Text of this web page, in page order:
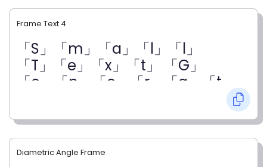
Frame Text 4
「S」「m」「a」「l」「l」
「T」「e」「x」「t」 「G」
「e」「n」「e」「r」「a」「t」
Diametric Angle Frame